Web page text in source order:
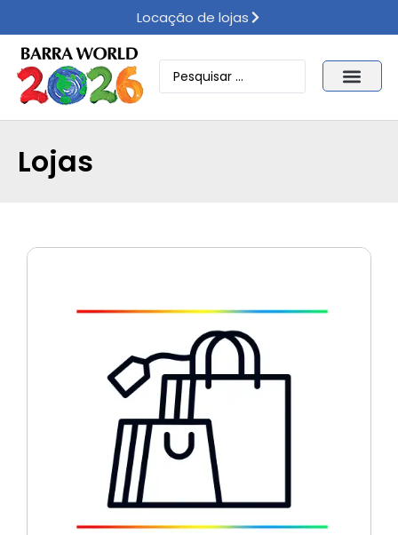
Locação de lojas
Lojas